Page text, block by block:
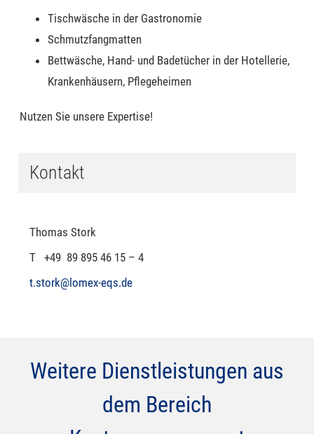
Tischwäsche in der Gastronomie
Schmutzfangmatten
Bettwäsche, Hand- und Badetücher in der Hotellerie,
Krankenhäusern, Pflegeheimen
Nutzen Sie unsere Expertise!
Kontakt
Thomas Stork
T +49 89 895 46 15 – 4
t.stork@lomex-eqs.de
Weitere Dienstleistungen aus
dem Bereich